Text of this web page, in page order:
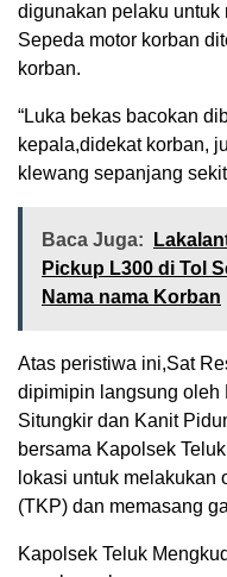
digunakan pelaku untuk
Sepeda motor korban
korban.
“Luka bekas bacokan
kepala,didekat korban,
klewang sepanjang
Baca Juga:
Pickup L300 di Tol
Nama nama Korban
Atas peristiwa ini,Sat
dipimipin langsung oleh
Situngkir dan Kanit
bersama Kapolsek
lokasi untuk melakukan
(TKP) dan memasang
Kapolsek Teluk